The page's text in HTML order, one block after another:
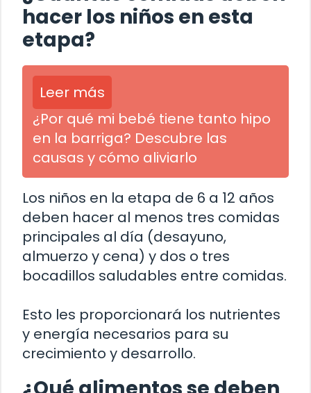
hacer los niños en esta
etapa?
Leer más
¿Por qué mi bebé tiene tanto hipo
en la barriga? Descubre las
causas y cómo aliviarlo
Los niños en la etapa de 6 a 12 años
deben hacer al menos tres comidas
principales al día (desayuno,
almuerzo y cena) y dos o tres
bocadillos saludables entre comidas.
Esto les proporcionará los nutrientes
y energía necesarios para su
crecimiento y desarrollo.